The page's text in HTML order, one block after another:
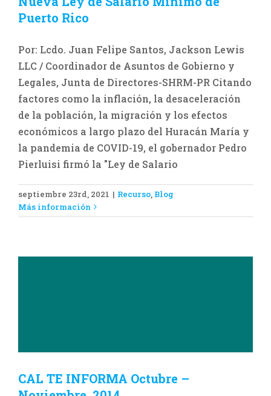
Puerto Rico
Por: Lcdo. Juan Felipe Santos, Jackson Lewis
LLC / Coordinador de Asuntos de Gobierno y
Legales, Junta de Directores-SHRM-PR Citando
factores como la inflación, la desaceleración
de la población, la migración y los efectos
económicos a largo plazo del Huracán María y
la pandemia de COVID-19, el gobernador Pedro
Pierluisi firmó la "Ley de Salario
septiembre 23rd, 2021 | Recurso, Blog
Más informaciónCAL TE INFORMA Octubre –
CAL TE INFORMA Octubre –